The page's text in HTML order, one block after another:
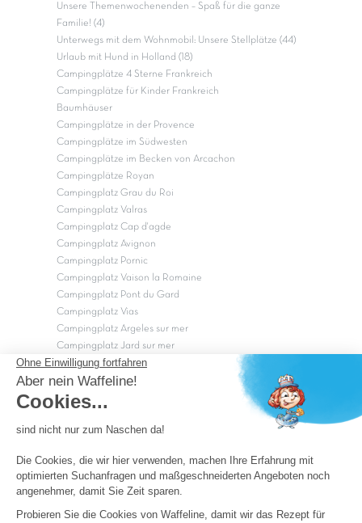
Unsere Themenwochenenden – Spaß für die ganze
Familie! (4)
Unterwegs mit dem Wohnmobil: Unsere Stellplätze (44)
Urlaub mit Hund in Holland (18)
Campingplätze 4 Sterne Frankreich
Campingplätze für Kinder Frankreich
Baumhäuser
Campingplätze in der Provence
Campingplätze im Südwesten
Campingplätze im Becken von Arcachon
Campingplätze Royan
Campingplatz Grau du Roi
Campingplatz Valras
Campingplatz Cap d'agde
Campingplatz Avignon
Campingplatz Pornic
Campingplatz Vaison la Romaine
Campingplatz Pont du Gard
Campingplatz Vias
Campingplatz Argeles sur mer
Campingplatz Jard sur mer
Campingplatz Sarzeau
Campingplatz Fréjus
Campingplätze in Camargue
OK
Copyright Capfun 2026 ©